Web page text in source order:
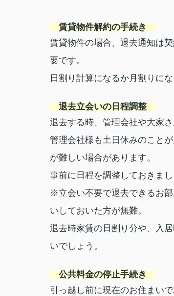
賃貸物件解約の手続き
賃貸物件の場合、退去通知は
要です。
日割り計算になるか月割りに
退去立会いの日程調整
退去する時、管理会社や大家
管理会社様も土日休みのこと
が難しい場合があります。
事前に日程を調整しておきまし
※立会い不要で退去できるお
いしておいた方が無難。
退去時家賃の日割り分や、入
いでしょう。
公共料金の停止手続き
引っ越し前に現在のお住まい